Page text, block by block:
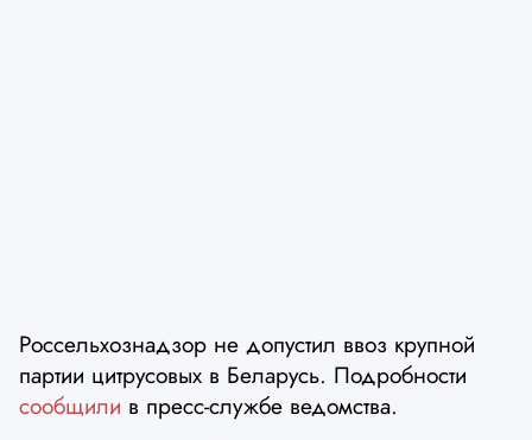
Россельхознадзор не допустил ввоз крупной
партии цитрусовых в Беларусь. Подробности
сообщили в пресс-службе ведомства.